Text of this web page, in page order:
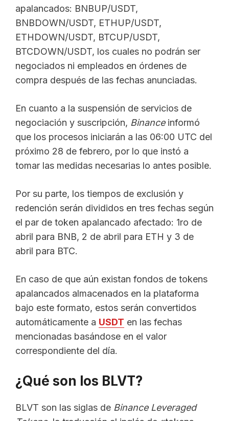
apalancados: BNBUP/USDT,
BNBDOWN/USDT, ETHUP/USDT,
ETHDOWN/USDT, BTCUP/USDT,
BTCDOWN/USDT, los cuales no podrán ser
negociados ni empleados en órdenes de
compra después de las fechas anunciadas.
En cuanto a la suspensión de servicios de
negociación y suscripción, Binance informó
que los procesos iniciarán a las 06:00 UTC del
próximo 28 de febrero, por lo que instó a
tomar las medidas necesarias lo antes posible.
Por su parte, los tiempos de exclusión y
redención serán divididos en tres fechas según
el par de token apalancado afectado: 1ro de
abril para BNB, 2 de abril para ETH y 3 de
abril para BTC.
En caso de que aún existan fondos de tokens
apalancados almacenados en la plataforma
bajo este formato, estos serán convertidos
automáticamente a USDT en las fechas
mencionadas basándose en el valor
correspondiente del día.
¿Qué son los BLVT?
BLVT son las siglas de Binance Leveraged